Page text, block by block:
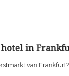
hotel in
van Frankfurt?